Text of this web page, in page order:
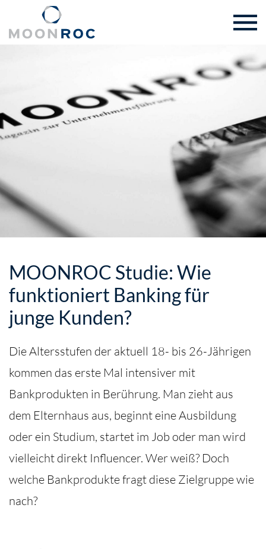
MOONROC Studie: Wie
funktioniert Banking für
junge Kunden?
Die Altersstufen der aktuell 18- bis 26-Jährigen
kommen das erste Mal intensiver mit
Bankprodukten in Berührung. Man zieht aus
dem Elternhaus aus, beginnt eine Ausbildung
oder ein Studium, startet im Job oder man wird
vielleicht direkt Influencer. Wer weiß? Doch
welche Bankprodukte fragt diese Zielgruppe wie
nach?